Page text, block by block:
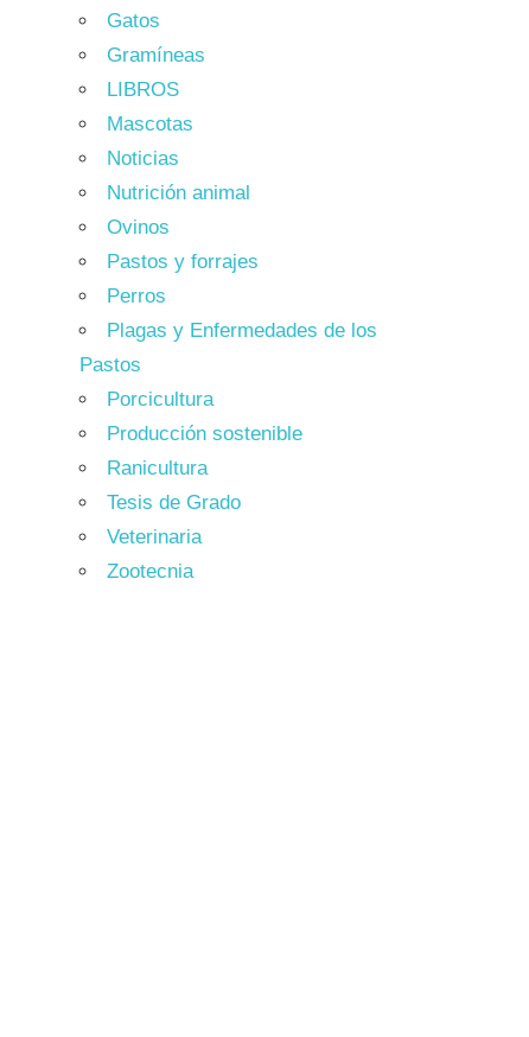
Gatos
Gramíneas
LIBROS
Mascotas
Noticias
Nutrición animal
Ovinos
Pastos y forrajes
Perros
Plagas y Enfermedades de los
Pastos
Porcicultura
Producción sostenible
Ranicultura
Tesis de Grado
Veterinaria
Zootecnia